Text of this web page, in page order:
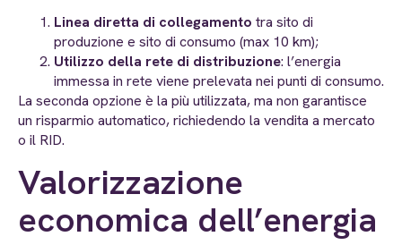
Linea diretta di collegamento tra sito di
produzione e sito di consumo (max 10 km);
Utilizzo della rete di distribuzione: l’energia
immessa in rete viene prelevata nei punti di consumo.
La seconda opzione è la più utilizzata, ma non garantisce
un risparmio automatico, richiedendo la vendita a mercato
o il RID.
Valorizzazione
economica dell’energia